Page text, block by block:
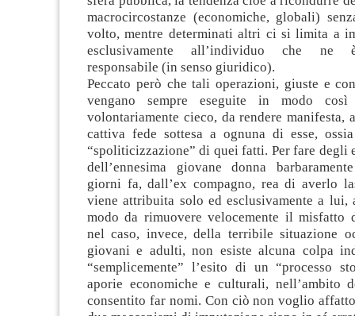
macrocircostanze (economiche, globali)
volto, mentre determinati altri ci si limita a
esclusivamente all’individuo che ne
responsabile (in senso giuridico).
Peccato però che tali operazioni, giuste e
vengano sempre eseguite in modo così
volontariamente cieco, da rendere manifesta,
cattiva fede sottesa a ognuna di esse,
“spoliticizzazione” di quei fatti. Per fare degli
dell’ennesima giovane donna
giorni fa, dall’ex compagno, rea di averlo
viene attribuita solo ed esclusivamente a lui,
modo da rimuovere velocemente il misfatto
nel caso, invece, della terribile situazione
giovani e adulti, non esiste alcuna colpa
“semplicemente” l’esito di un “processo
aporie economiche e culturali, nell’ambito
consentito far nomi. Con ciò non voglio